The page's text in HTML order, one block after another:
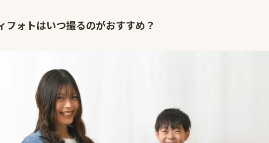
フォトはいつ撮るのがおすすめ？